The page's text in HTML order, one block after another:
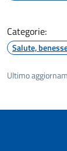
Categorie:
Salute,
Ultimo